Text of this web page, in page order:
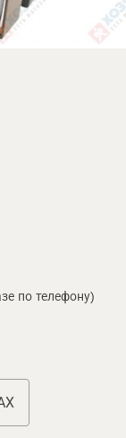
по телефону)